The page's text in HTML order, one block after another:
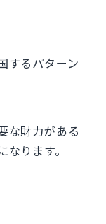
するパターン
な財力がある
ります。